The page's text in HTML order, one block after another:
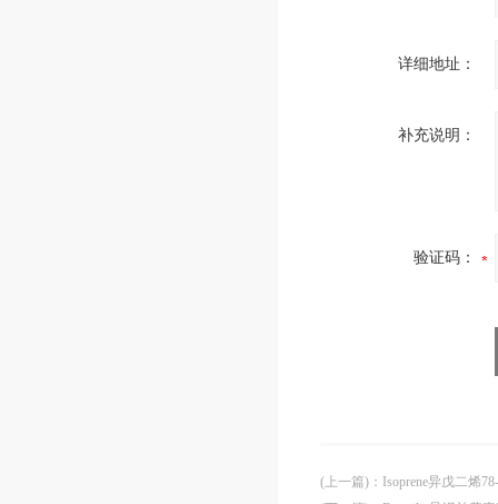
详细地址：
补充说明：
验证码：
(上一篇) ：
Isoprene异戊二烯